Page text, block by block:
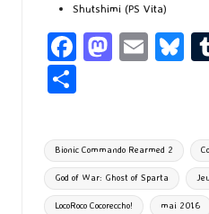
Shutshimi (PS Vita)
Fa
o
o
k
M
d
o
n
E
l
Bl
ta
g
er
Tags:
Bionic Commando Rearmed 2
God of War: Ghost of Sparta
LocoRoco Cocoreccho! mai 2016